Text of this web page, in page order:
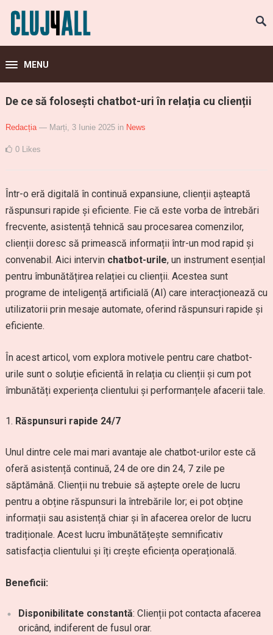
MENU
De ce să folosești chatbot-uri în relația cu clienții
Redacția — Marți, 3 Iunie 2025 in News
0 Likes
Într-o eră digitală în continuă expansiune, clienții așteaptă
răspunsuri rapide și eficiente. Fie că este vorba de întrebări
frecvente, asistență tehnică sau procesarea comenzilor,
clienții doresc să primească informații într-un mod rapid și
convenabil. Aici intervin chatbot-urile, un instrument esențial
pentru îmbunătățirea relației cu clienții. Acestea sunt
programe de inteligență artificială (AI) care interacționează cu
utilizatorii prin mesaje automate, oferind răspunsuri rapide și
eficiente.
În acest articol, vom explora motivele pentru care chatbot-
urile sunt o soluție eficientă în relația cu clienții și cum pot
îmbunătăți experiența clientului și performanțele afacerii tale.
Răspunsuri rapide 24/7
Unul dintre cele mai mari avantaje ale chatbot-urilor este că
oferă asistență continuă, 24 de ore din 24, 7 zile pe
săptămână. Clienții nu trebuie să aștepte orele de lucru
pentru a obține răspunsuri la întrebările lor; ei pot obține
informații sau asistență chiar și în afacerea orelor de lucru
tradiționale. Acest lucru îmbunătățește semnificativ
satisfacția clientului și îți crește eficiența operațională.
Beneficii:
Disponibilitate constantă: Clienții pot contacta afacerea
oricând, indiferent de fusul orar.